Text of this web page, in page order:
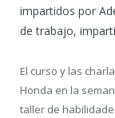
impartidos por
de trabajo,
El curso y las
Honda en la
taller de